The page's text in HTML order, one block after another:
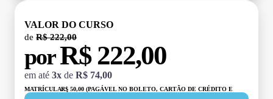
VALOR DO CURSO
de R$ 222,00
porR$ 222,00
em até 3x de R$ 74,00
MATRÍCULA:R$ 50,00 (PAGÁVEL NO BOLETO, CARTÃO DE CRÉDITO E